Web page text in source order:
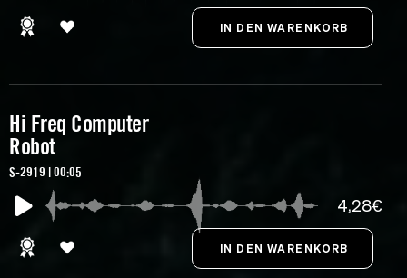
Hi Freq Computer
Robot
S-2919 | 00:05
4,28€